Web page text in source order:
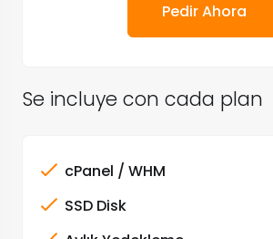
Pedir Ahora
Se incluye con cada plan
cPanel / WHM
SSD Disk